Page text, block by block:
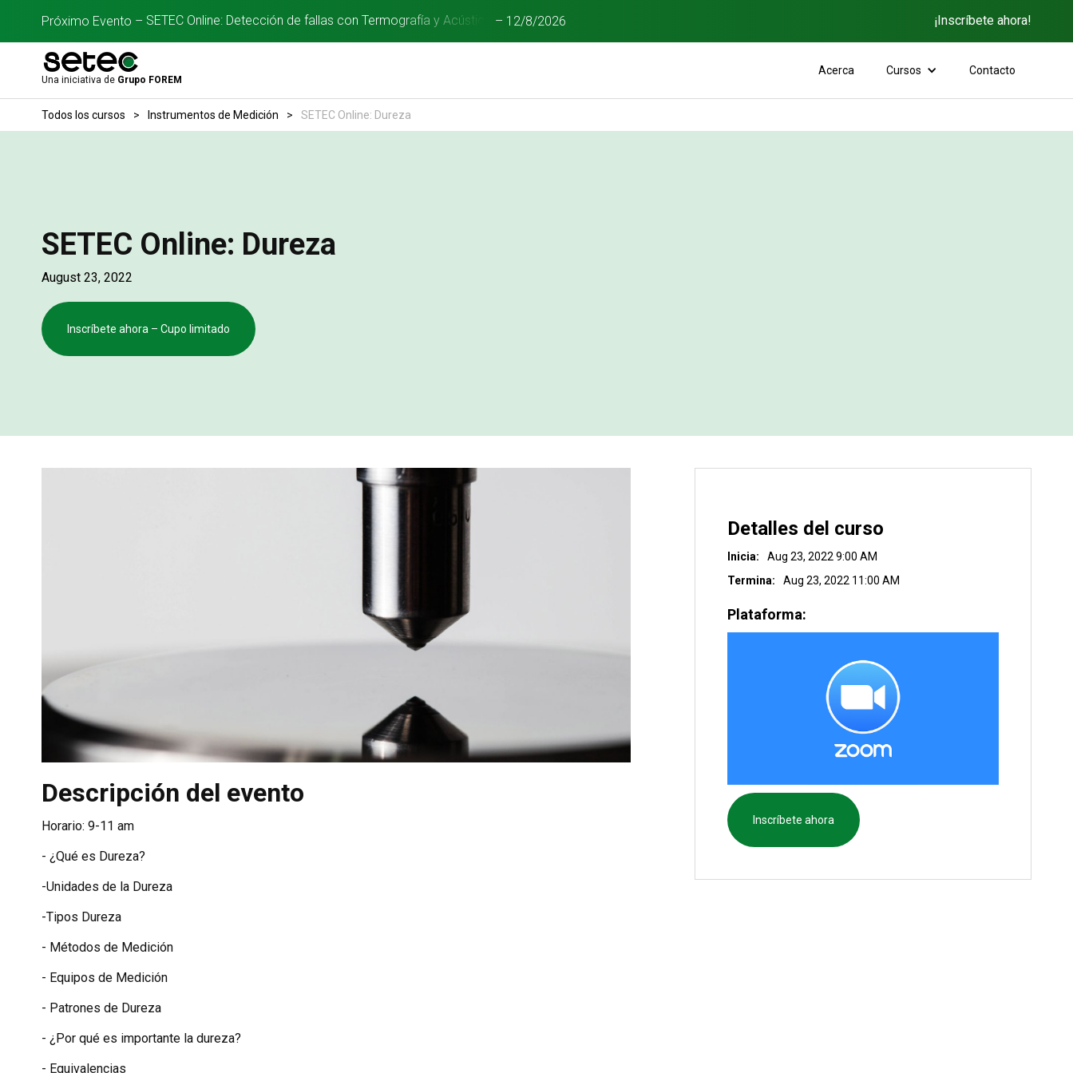
Próximo Evento – SETEC Online: Detección de fallas con Termografía y Acústica – 12/8/2026 ¡Inscríbete ahora!
Una iniciativa de Grupo FOREM
Acerca Cursos Contacto
Todos los cursos > Instrumentos de Medición > SETEC Online: Dureza
SETEC Online: Dureza
August 23, 2022
Inscríbete ahora – Cupo limitado
Descripción del evento
Horario: 9-11 am
- ¿Qué es Dureza?
-Unidades de la Dureza
-Tipos Dureza
- Métodos de Medición
- Equipos de Medición
- Patrones de Dureza
- ¿Por qué es importante la dureza?
- Equivalencias
Detalles del curso
Inicia:
Aug 23, 2022 9:00 AM
Termina:
Aug 23, 2022 11:00 AM
Plataforma:
Inscríbete ahora